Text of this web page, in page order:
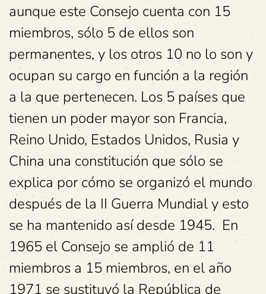
aunque este Consejo cuenta con 15
miembros, sólo 5 de ellos son
permanentes, y los otros 10 no lo son y
ocupan su cargo en función a la región
a la que pertenecen. Los 5 países que
tienen un poder mayor son Francia,
Reino Unido, Estados Unidos, Rusia y
China una constitución que sólo se
explica por cómo se organizó el mundo
después de la II Guerra Mundial y esto
se ha mantenido así desde 1945. En
1965 el Consejo se amplió de 11
miembros a 15 miembros, en el año
1971 se sustituyó la República de